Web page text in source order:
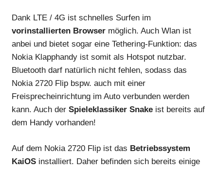
Dank LTE / 4G ist schnelles Surfen im
vorinstallierten Browser möglich. Auch Wlan ist
anbei und bietet sogar eine Tethering-Funktion: das
Nokia Klapphandy ist somit als Hotspot nutzbar.
Bluetooth darf natürlich nicht fehlen, sodass das
Nokia 2720 Flip bspw. auch mit einer
Freisprecheinrichtung im Auto verbunden werden
kann. Auch der Spieleklassiker Snake ist bereits auf
dem Handy vorhanden!
Auf dem Nokia 2720 Flip ist das Betriebssystem
KaiOS installiert. Daher befinden sich bereits einige